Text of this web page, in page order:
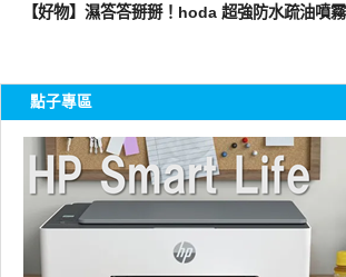
【好物】濕答答掰掰！hoda 超強防水疏油噴
點子專區